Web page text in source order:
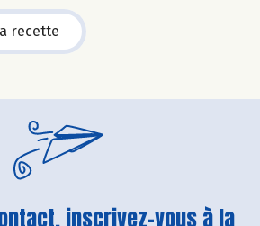
recette
inscrivez-vous à la